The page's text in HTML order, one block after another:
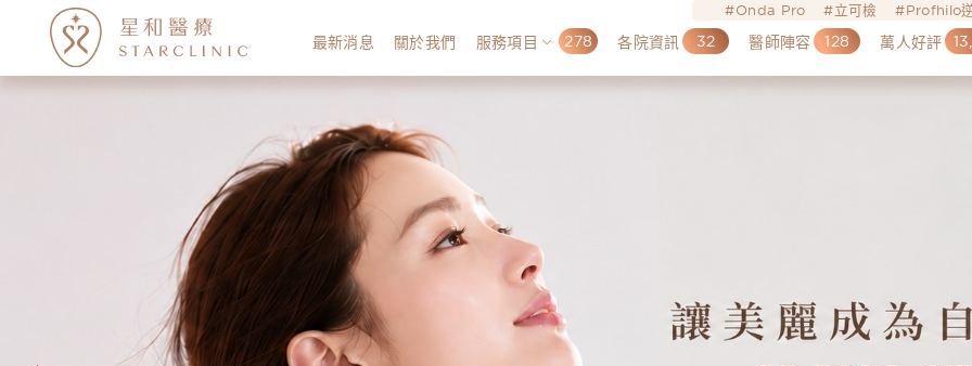
Onda Pro 立可檢 Profhilo
最新消息 關於我們 服務項目 278 各院資訊 32 醫師陣容 128 萬人好評